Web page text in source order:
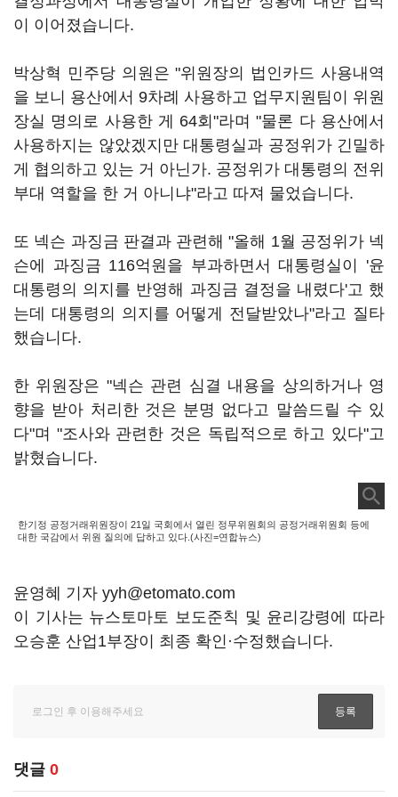
이 이어졌습니다.
박상혁 민주당 의원은 "위원장의 법인카드 사용내역
을 보니 용산에서 9차례 사용하고 업무지원팀이 위원
장실 명의로 사용한 게 64회"라며 "물론 다 용산에서
사용하지는 않았겠지만 대통령실과 공정위가 긴밀하
게 협의하고 있는 거 아닌가. 공정위가 대통령의 전위
부대 역할을 한 거 아니냐"라고 따져 물었습니다.
또 넥슨 과징금 판결과 관련해 "올해 1월 공정위가 넥
슨에 과징금 116억원을 부과하면서 대통령실이 '윤
대통령의 의지를 반영해 과징금 결정을 내렸다'고 했
는데 대통령의 의지를 어떻게 전달받았나"라고 질타
했습니다.
한 위원장은 "넥슨 관련 심결 내용을 상의하거나 영
향을 받아 처리한 것은 분명 없다고 말씀드릴 수 있
다"며 "조사와 관련한 것은 독립적으로 하고 있다"고
밝혔습니다.
한기정 공정거래위원장이 21일 국회에서 열린 정무위원회의 공정거래위원회 등에
대한 국감에서 위원 질의에 답하고 있다.(사진=연합뉴스)
윤영혜 기자 yyh@etomato.com
이 기사는 뉴스토마토 보도준칙 및 윤리강령에 따라
오승훈 산업1부장이 최종 확인·수정했습니다.
댓글 0